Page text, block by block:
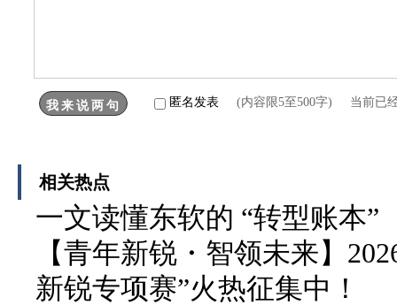
匿名发表 (内容限5至500字) 当前已
相关热点
一文读懂东软的 “转型账本”
【青年新锐・智领未来】
新锐专项赛”火热征集中！